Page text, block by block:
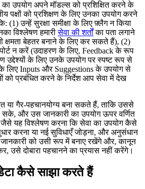
का उपयोग अपने मॉडल्स को प्रशिक्षित करने के
पक्षों को प्रशिक्षण के लिए उनका उपयोग करने
उन्हें सुरक्षा समीक्षा के लिए फ़्लैग न किया
विश्लेषण हमारीसेवा की शर्तोंका पता लगाने
क्षमता बेहतर बनाने के लिए कर सकते हैं), (2)
न करें (उदाहरण के लिए, Feedback के रूप
उद्देश्यों के लिए उनके उपयोग पर स्पष्ट रूप से
के लिए Inputs और Suggestions के उपयोग से
को प्रबंधित करने के निर्देश आप सेवा में देख
या गैर-पहचानयोग्य बना सकते हैं, ताकि उससे
और उस जानकारी का उपयोग ऊपर वर्णित
यह विश्लेषण करना कि सेवा का उपयोग कैसे
करना या नई सुविधाएँ जोड़ना, और अनुसंधान
को उसी रूप में बनाए रखेंगे और, कानून
उसे दोबारा पहचानने का प्रयास नहीं करेंगे।
कैसे साझा करते हैं